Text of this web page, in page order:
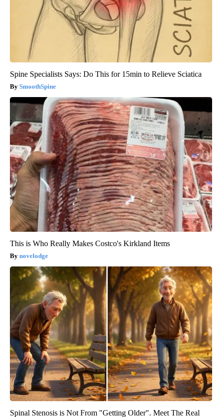
Spine Specialists Says: Do This for 15min to Relieve Sciatica
SmoothSpine
This is Who Really Makes Costco's Kirkland Items
novelodge
Spinal Stenosis is Not From "Getting Older". Meet The Real